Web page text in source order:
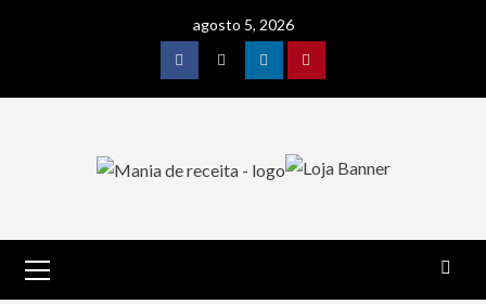
agosto 5, 2026
FacebookTwitterLinkedinPinterest
Menu